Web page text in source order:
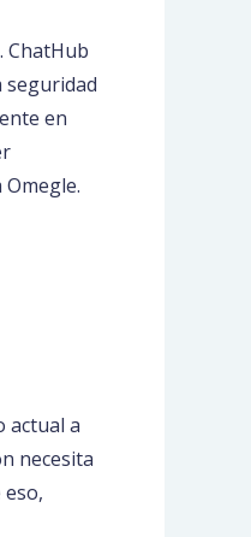
ChatHub
seguridad
en
actual a
necesita